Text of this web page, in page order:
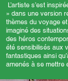
L’artiste s’est
» dans une version
thèmes du voyage
imaginé des
des héros
été sensibilisés aux
fantastiques ainsi
amenés à se mettre